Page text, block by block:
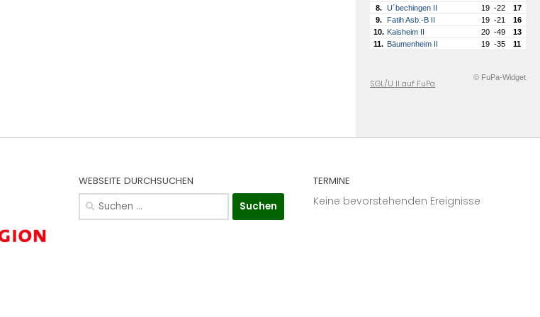
8.
U´bechingen II 19 -22
17
9.
Fatih Asb.-B II 19 -21
16
10. Kaisheim II 20 -49
13
11. Bäumenheim II 19 -35 11
© FuPa-Widget
SGL/U II auf FuPa
WEBSEITE DURCHSUCHEN
Suchen
nach:
TERMINE
Keine bevorstehenden Ereignisse